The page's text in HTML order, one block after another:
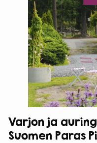
Varjon ja
Suomen Paras